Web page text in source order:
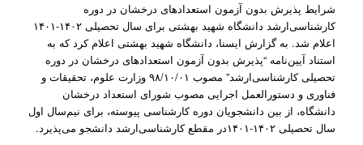
شرایط پذیرش بدون آزمون استعدادهای درخشان در دوره
کارشناسی‌ارشد دانشگاه شهید بهشتی برای سال تحصیلی ۱۴۰۲-۱۴۰۱
اعلام شد. به گزارش ایسنا، دانشگاه شهید بهشتی اعلام کرد که به
استناد آیین‌نامه‌ “پذیرش بدون آزمون استعدادهای درخشان در دوره
تحصیلی کارشناسی‌ارشد” مصوب ۹۸/۱۰/۰۱ وزارت علوم، تحقیقات و
فناوری و دستورالعمل اجرایی مصوب شورای استعداد درخشان
دانشگاه، از بین دانشجویان دوره کارشناسی پیوسته، برای نیم‌سال اول
سال تحصیلی ۱۴۰۲-۱۴۰۱در مقطع کارشناسی‌ارشد دانشجو می‌پذیرد.